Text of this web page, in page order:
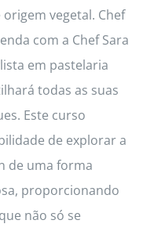
vegetal. Chef
com a Chef Sara
em pastelaria
todas as suas
Este curso
de explorar a
de uma forma
proporcionando
não só se